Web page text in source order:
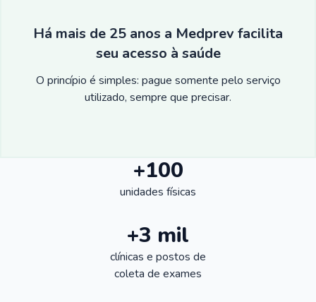
Há mais de 25 anos a Medprev facilita
seu acesso à saúde
O princípio é simples: pague somente pelo serviço
utilizado, sempre que precisar.
+100
unidades físicas
+3 mil
clínicas e postos de
coleta de exames